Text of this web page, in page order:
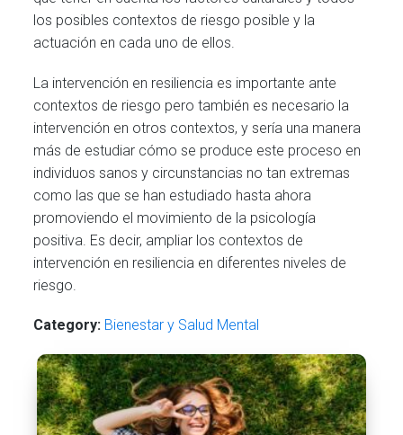
los posibles contextos de riesgo posible y la
actuación en cada uno de ellos.
La intervención en resiliencia es importante ante
contextos de riesgo pero también es necesario la
intervención en otros contextos, y sería una manera
más de estudiar cómo se produce este proceso en
individuos sanos y circunstancias no tan extremas
como las que se han estudiado hasta ahora
promoviendo el movimiento de la psicología
positiva. Es decir, ampliar los contextos de
intervención en resiliencia en diferentes niveles de
riesgo.
Category: Bienestar y Salud Mental